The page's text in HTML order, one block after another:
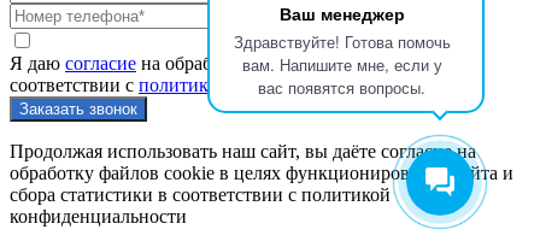
Ваш менеджер
Здравствуйте! Готова помочь
вам. Напишите мне, если у
вас появятся вопросы.
Я даю согласие на обработку персональных данных в
соответствии с политикой конфиденциальности
Продолжая использовать наш сайт, вы даёте согласие на
обработку файлов cookie в целях функционирования сайта и
сбора статистики в соответствии с политикой
конфиденциальности